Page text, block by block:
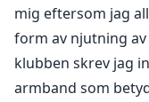
nära, men jag
Min pappa är en
vilket jag försöker
välkomstfest var
mig eftersom jag
form av njutning
klubben skrev jag
armband som